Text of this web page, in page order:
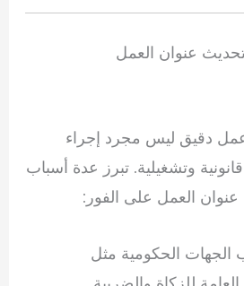
عنوان العمل
دقيق ليس مجرد إجراء
وتشغيلية. تبرز عدة أسباب
العمل على الفور:
الجهات الحكومية مثل